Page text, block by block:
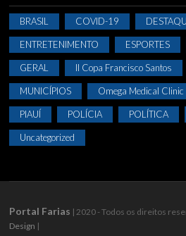
BRASIL COVID-19
ENTRETENIMENTO ESPORTES
GERAL II Copa Francisco Santos
MUNICÍPIOS Omega Medical Clinic
PIAUÍ POLÍCIA POLÍTICA
Uncategorized
Portal Farias | 2020 - Todos os direitos
Design |